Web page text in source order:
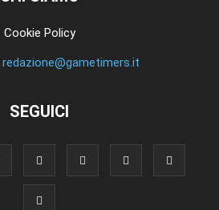
Cookie Policy
redazione@gametimers.it
SEGUICI